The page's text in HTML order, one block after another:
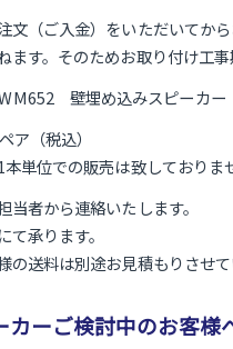
文（ご入金）をいただいてか
ます。そのためお取り付け工
壁埋め込みスピーカー
ア（税込）
単位での販売は致しておりま
者から連絡いたします。
承ります。
送料は別途お見積もりさせて
ーご検討中のお客様